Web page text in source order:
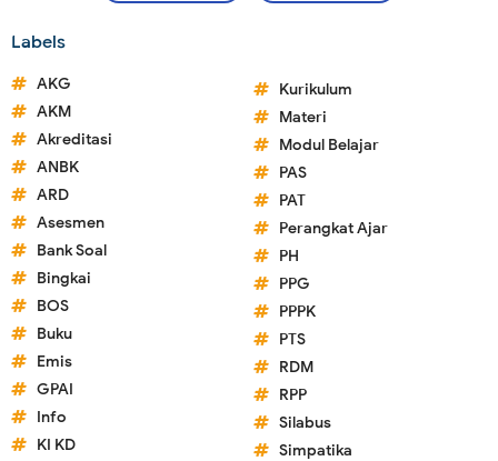
Labels
AKG
AKM
Akreditasi
ANBK
ARD
Asesmen
Bank Soal
Bingkai
BOS
Buku
Emis
GPAI
Info
KI KD
Kurikulum
Materi
Modul Belajar
PAS
PAT
Perangkat Ajar
PH
PPG
PPPK
PTS
RDM
RPP
Silabus
Simpatika